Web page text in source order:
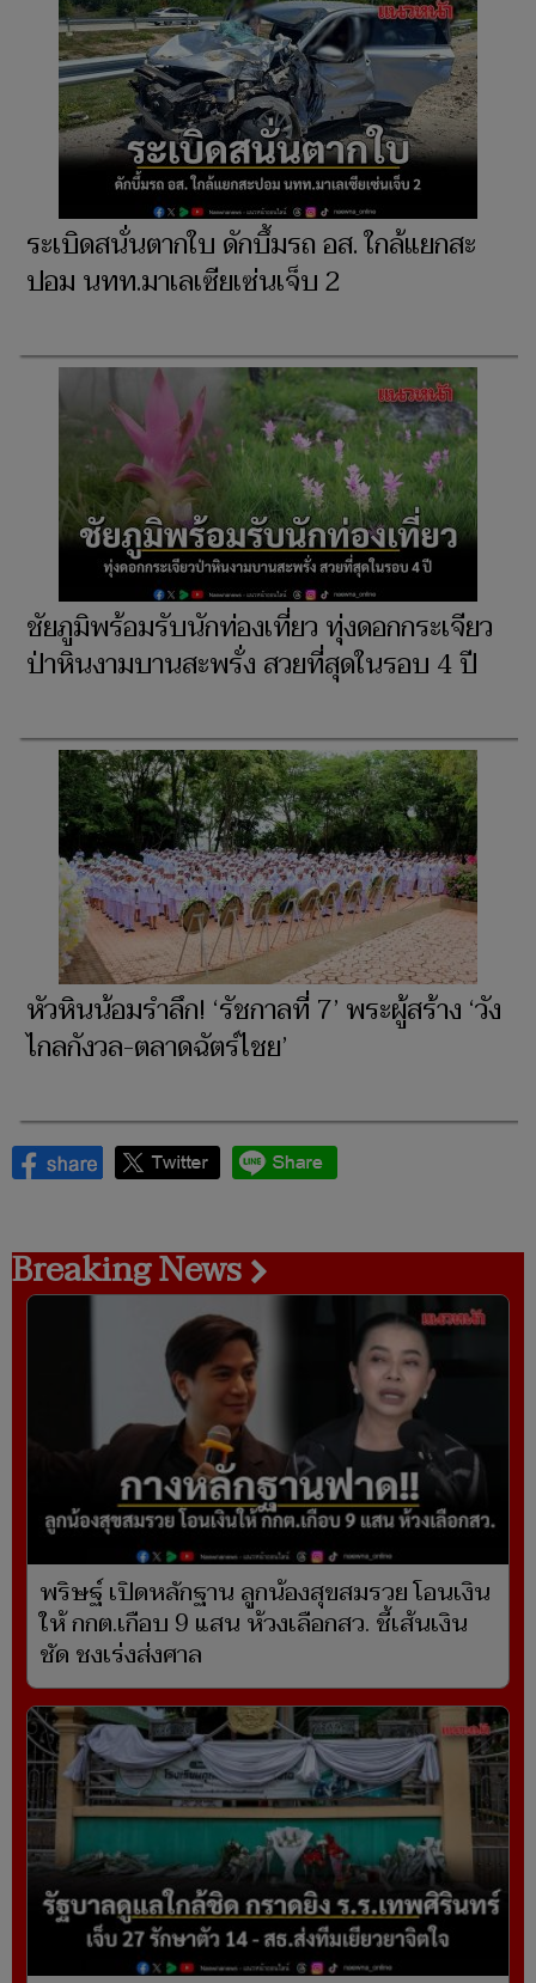
ระเบิดสนั่นตากใบ ดักบึ้มรถ อส. ใกล้แยกสะ
ปอม นทท.มาเลเซียเซ่นเจ็บ 2
ชัยภูมิพร้อมรับนักท่องเที่ยว ทุ่งดอกกระเจียว
ป่าหินงามบานสะพรั่ง สวยที่สุดในรอบ 4 ปี
หัวหินน้อมรำลึก! ‘รัชกาลที่ 7’ พระผู้สร้าง ‘วัง
ไกลกังวล-ตลาดฉัตร์ไชย’
Breaking News
พริษฐ์ เปิดหลักฐาน ลูกน้องสุขสมรวย โอนเงิน
ให้ กกต.เกือบ 9 แสน ห้วงเลือกสว. ชี้เส้นเงิน
ชัด ชงเร่งส่งศาล